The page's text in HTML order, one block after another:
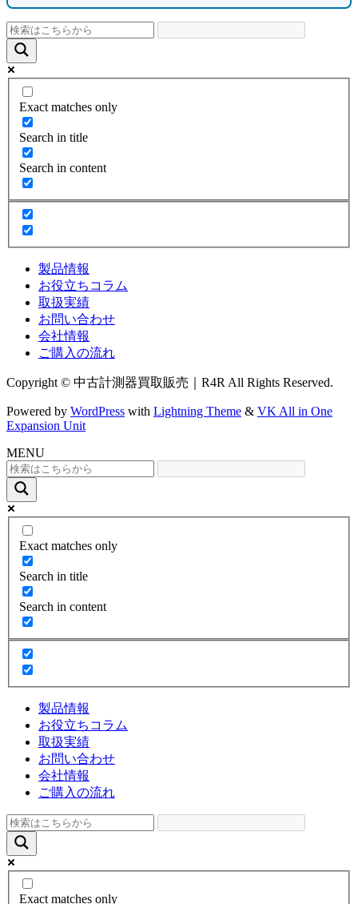
Exact matches only
Search in title
Search in content
製品情報
お役立ちコラム
取扱実績
お問い合わせ
会社情報
ご購入の流れ
Copyright © 中古計測器買取販売｜R4R All Rights Reserved.
Powered by WordPress with Lightning Theme & VK All in One
Expansion Unit
MENU
Exact matches only
Search in title
Search in content
製品情報
お役立ちコラム
取扱実績
お問い合わせ
会社情報
ご購入の流れ
Exact matches only